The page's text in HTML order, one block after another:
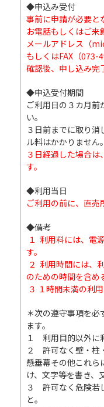
◆申込み受付
事前に申請が必要と
お電話もしくはご
メールアドレス（
もしくはFAX（073-
確認後、申し込み完
◆申込受付期間
ご利用日の３カ月
い。
３日前までに取り
ル料はかかりません。
３日経過した場合
す。
◆利用当日
ご利用の前に、直売
◆備考
１ 利用料には、電
す。
２ 利用時間には、
のための時間を含め
３ １時間未満の利
＊次の遵守事項を必
ます。
１ 利用目的以外に
２ 許可なく壁・柱
懸垂幕その他これら
け、文字等を書き、
３ 許可なく危険若
と。